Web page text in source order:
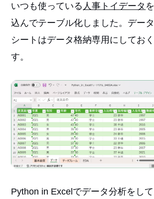
いつも使っている 人事トイデータ
込んでテーブル化しました。デー
シートはデータ格納専用にしてお
す。
Python in Excelでデータ分析をし